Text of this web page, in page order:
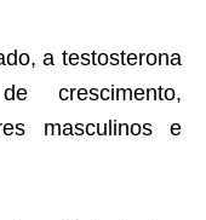
a testosterona
crescimento,
masculinos e